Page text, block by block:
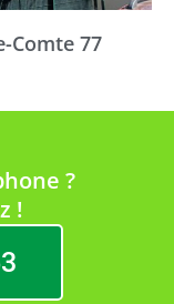
Comte 77
?
!